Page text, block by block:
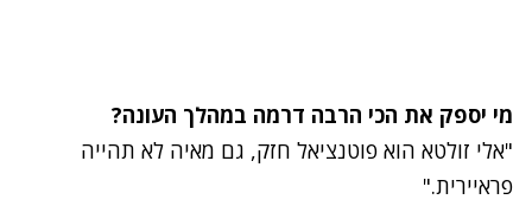
מי יספק את הכי הרבה דרמה במהלך העונה?
"אלי זולטא הוא פוטנציאל חזק, גם מאיה לא תהייה
פראיירית."